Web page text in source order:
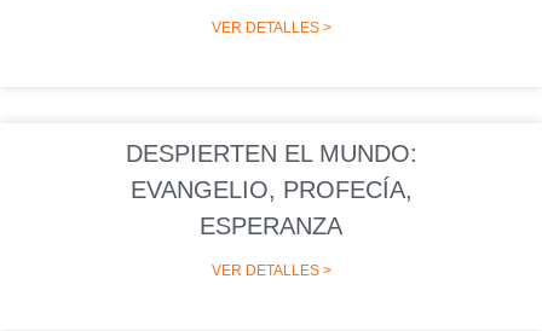
VER DETALLES >
DESPIERTEN EL MUNDO:
EVANGELIO, PROFECÍA,
ESPERANZA
VER DETALLES >